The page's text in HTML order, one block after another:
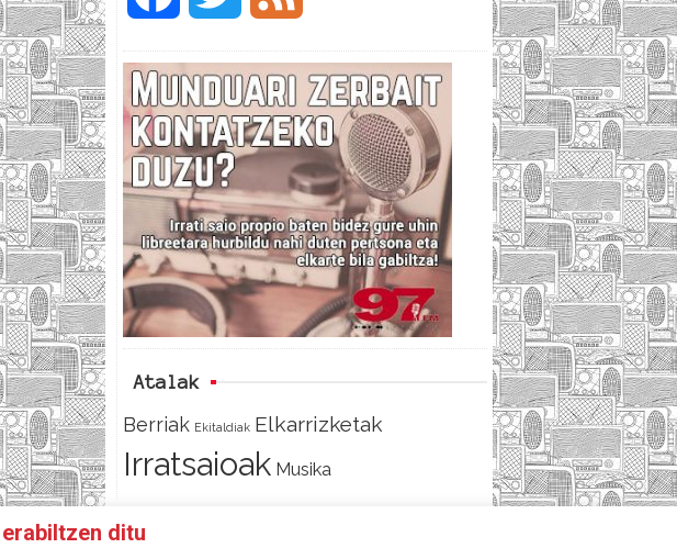
c
e
b
o
o
i
t
t
e
r
e
d
Atalak
Berriak Ekitaldiak Elkarrizketak
Irratsaioak Musika
HARREMANETARAKO
ditu